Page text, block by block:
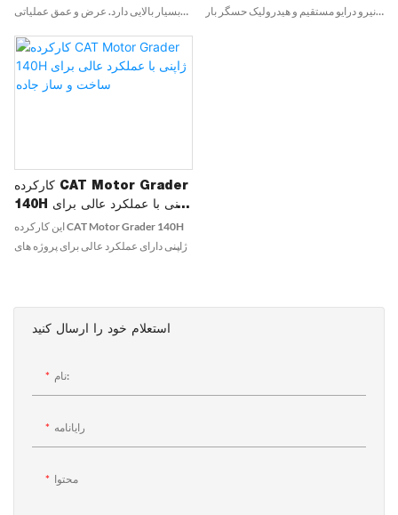
استعلام خود را ارسال کنید
نام:
رایانامه
محتوا
بسیار بالایی دارد. عرض و عمق عملیاتی
در مدت زمان کوتاهی انجام دهد، پیشرفت
پروژه را بهبود بخشد و هزینه های ساخت و
ساز را کاهش دهد. وزن عملیاتی CAT
عالی
نیرو درایو مستقیم و هیدرولیک حسگر بار
کارکرده CAT Motor Grader
140H ژاپنی با عملکرد عالی برای
ساخت و ساز جاده
این کارکرده CAT Motor Grader 140H
ژاپنی دارای عملکرد عالی برای پروژه های
آن در محل کار اعتماد کنید.